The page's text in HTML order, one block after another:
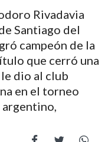
Rivadavia
Santiago del
campeón de la
que cerró una
dio al club
en el torneo